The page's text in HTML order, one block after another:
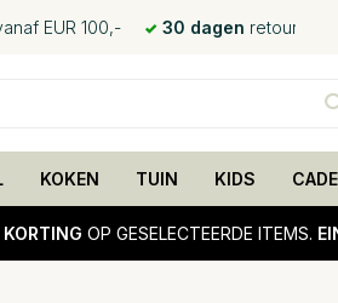
EUR 100,- 30 dagen retour
KOKEN TUIN KIDS
OP GESELECTEERDE ITEMS.